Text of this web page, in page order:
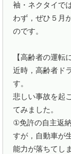
袖・ネクタイで
わず，ぜひ５月
のです。
【高齢者の運転
近時，高齢者ド
す。
悲しい事故を起
てみました。
①免許の自主返
すが，自動車が
能力が落ちてし